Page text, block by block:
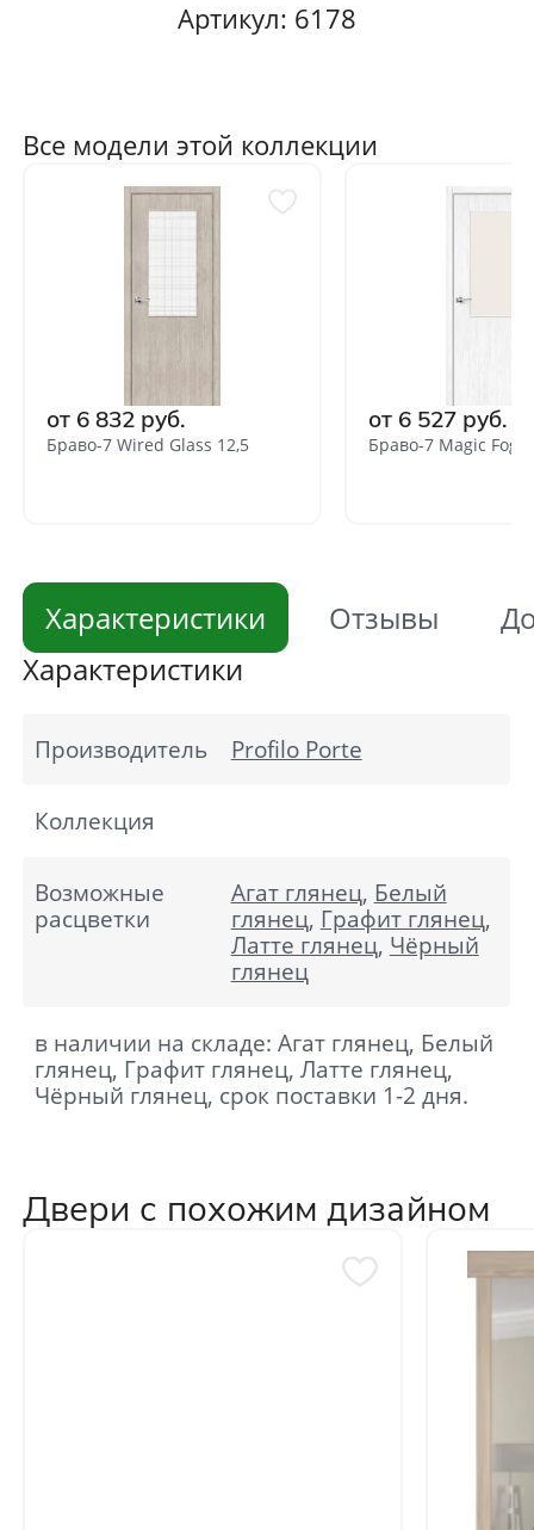
Артикул: 6178
Все модели этой коллекции
от 6 832 руб.
Браво-7 Wired Glass 12,5
от 6 527 руб.
Браво-7 Magic Fog
Характеристики Отзывы
Характеристики
Производитель Profilo Porte
Коллекция
Возможные
расцветки
Агат глянец, Белый
глянец, Графит глянец,
Латте глянец, Чёрный
глянец
в наличии на складе: Агат глянец, Белый
глянец, Графит глянец, Латте глянец,
Чёрный глянец, срок поставки 1-2 дня.
Двери с похожим дизайном